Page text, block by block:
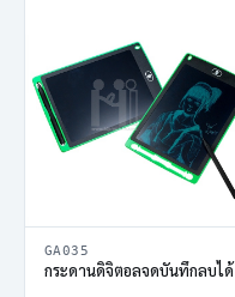
GA035
กระดานดิจิตอลจดบันทึกลบได้